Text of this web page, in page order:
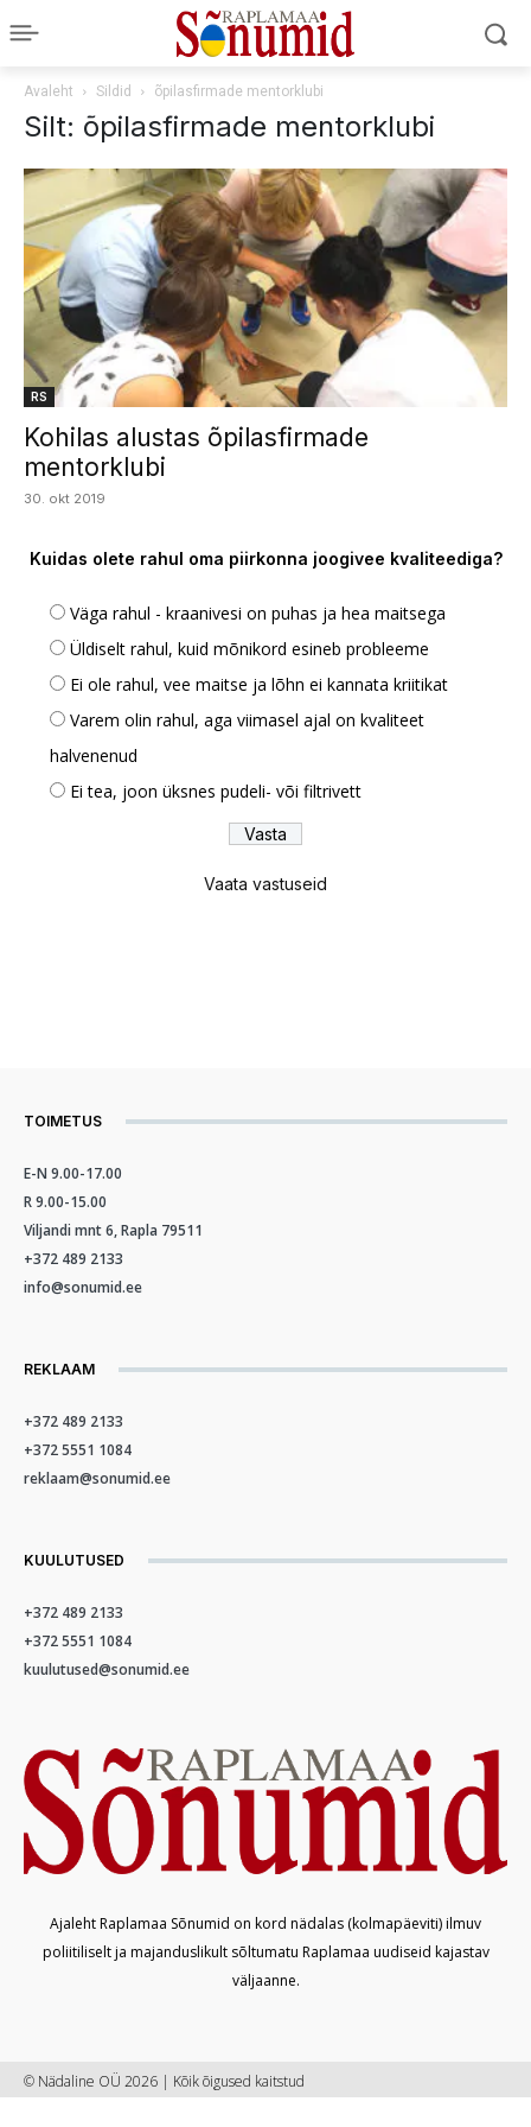
Avaleht Sildid õpilasfirmade mentorklubi
Silt: õpilasfirmade mentorklubi
RS
Kohilas alustas õpilasfirmade
mentorklubi
30. okt 2019
Kuidas olete rahul oma piirkonna joogivee kvaliteediga?
Väga rahul - kraanivesi on puhas ja hea maitsega
Üldiselt rahul, kuid mõnikord esineb probleeme
Ei ole rahul, vee maitse ja lõhn ei kannata kriitikat
Varem olin rahul, aga viimasel ajal on kvaliteet
halvenenud
Ei tea, joon üksnes pudeli- või filtrivett
Vaata vastuseid
TOIMETUS
E-N 9.00-17.00
R 9.00-15.00
Viljandi mnt 6, Rapla 79511
+372 489 2133
info@sonumid.ee
REKLAAM
+372 489 2133
+372 5551 1084
reklaam@sonumid.ee
KUULUTUSED
+372 489 2133
+372 5551 1084
kuulutused@sonumid.ee
Ajaleht Raplamaa Sõnumid on kord nädalas (kolmapäeviti) ilmuv
poliitiliselt ja majanduslikult sõltumatu Raplamaa uudiseid kajastav
väljaanne.
© Nädaline OÜ 2026 | Kõik õigused kaitstud